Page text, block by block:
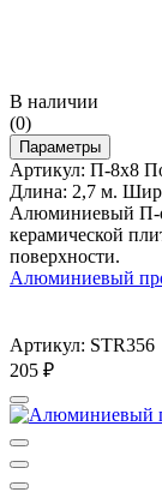
В наличии
(0)
Параметры
Артикул: П-8х8
Длина: 2,7 м.
Алюминиевый П-
керамической
поверхности.
Алюминиевый
Артикул: STR356
205 ₽